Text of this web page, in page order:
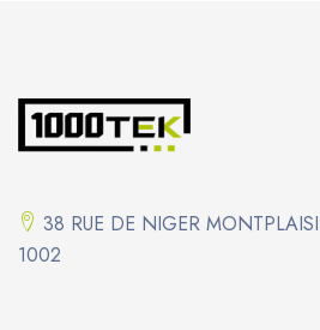
38 RUE DE NIGER
1002